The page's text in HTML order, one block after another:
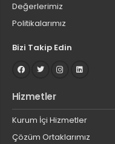
Değerlerimiz
Politikalarımız
Bizi Takip Edin
Hizmetler
Kurum İçi Hizmetler
Çözüm Ortaklarımız